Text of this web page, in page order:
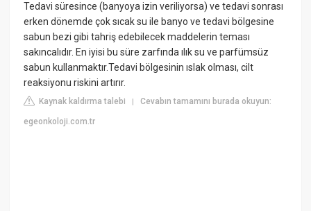
Tedavi süresince (banyoya izin veriliyorsa) ve tedavi sonrası
erken dönemde çok sıcak su ile banyo ve tedavi bölgesine
sabun bezi gibi tahriş edebilecek maddelerin teması
sakıncalıdır. En iyisi bu süre zarfında ılık su ve parfümsüz
sabun kullanmaktır.Tedavi bölgesinin ıslak olması, cilt
reaksiyonu riskini artırır.
Kaynak kaldırma talebi |Cevabın tamamını burada okuyun:
egeonkoloji.com.tr